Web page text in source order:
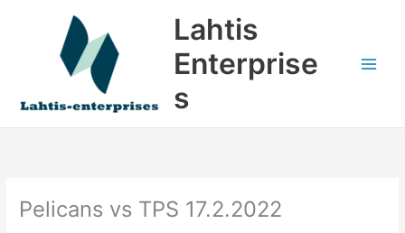
Lahtis
Enterprise
s
Pelicans vs TPS 17.2.2022